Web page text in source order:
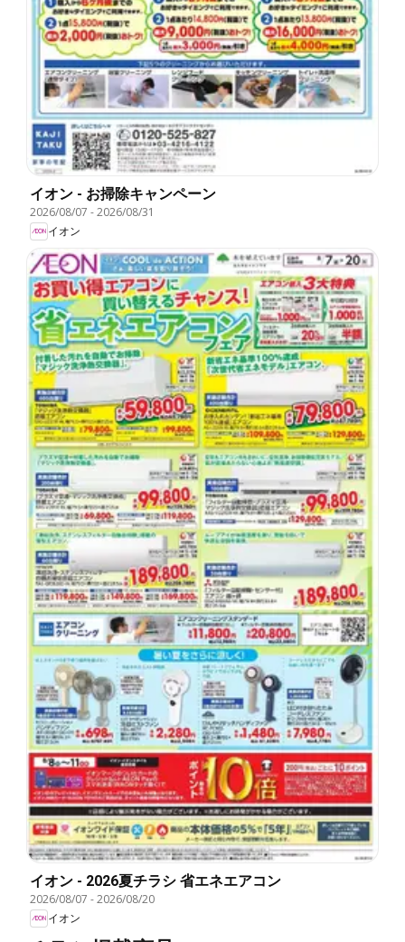
イオン - お掃除キャンペーン
2026/08/07 -2026/08/31
イオン
イオン - 2026夏チラシ 省エネエアコン
2026/08/07 -2026/08/20
イオン